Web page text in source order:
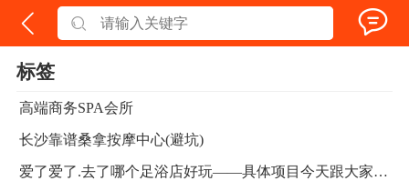
标签
高端商务SPA会所
长沙靠谱桑拿按摩中心(避坑)
爱了爱了.去了哪个足浴店好玩——具体项目今天跟大家仔细聊聊